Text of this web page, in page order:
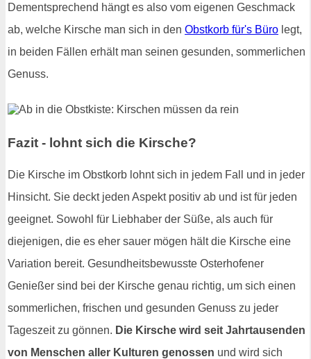
Dementsprechend hängt es also vom eigenen Geschmack
ab, welche Kirsche man sich in den Obstkorb für's Büro legt,
in beiden Fällen erhält man seinen gesunden, sommerlichen
Genuss.
Fazit - lohnt sich die Kirsche?
Die Kirsche im Obstkorb lohnt sich in jedem Fall und in jeder
Hinsicht. Sie deckt jeden Aspekt positiv ab und ist für jeden
geeignet. Sowohl für Liebhaber der Süße, als auch für
diejenigen, die es eher sauer mögen hält die Kirsche eine
Variation bereit. Gesundheitsbewusste Osterhofener
Genießer sind bei der Kirsche genau richtig, um sich einen
sommerlichen, frischen und gesunden Genuss zu jeder
Tageszeit zu gönnen. Die Kirsche wird seit Jahrtausenden
von Menschen aller Kulturen genossen und wird sich